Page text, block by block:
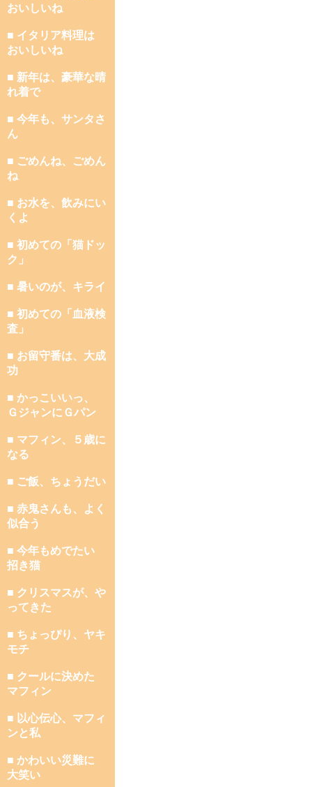
おいしいね
■ イタリア料理は
おいしいね
■ 新年は、豪華な晴
れ着で
■ 今年も、サンタさ
ん
■ ごめんね、ごめん
ね
■ お水を、飲みにい
くよ
■ 初めての「猫ドッ
ク」
■ 暑いのが、キライ
■ 初めての「血液検
査」
■ お留守番は、大成
功
■ かっこいいっ、
ＧジャンにＧパン
■ マフィン、５歳に
なる
■ ご飯、ちょうだい
■ 赤鬼さんも、よく
似合う
■ 今年もめでたい
招き猫
■ クリスマスが、や
ってきた
■ ちょっぴり、ヤキ
モチ
■ クールに決めた
マフィン
■ 以心伝心、マフィ
ンと私
■ かわいい災難に
大笑い